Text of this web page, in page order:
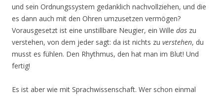
und sein Ordnungssystem gedanklich nachvollziehen, und die
es dann auch mit den Ohren umzusetzen vermögen?
Vorausgesetzt ist eine unstillbare Neugier, ein Wille das zu
verstehen, von dem jeder sagt: da ist nichts zu verstehen, du
musst es fühlen. Den Rhythmus, den hat man im Blut! Und
fertig!
Es ist aber wie mit Sprachwissenschaft. Wer schon einmal